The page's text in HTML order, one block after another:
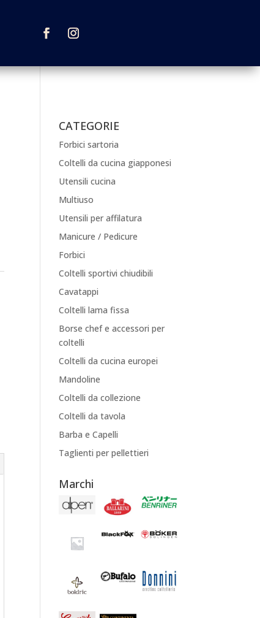
CATEGORIE
Forbici sartoria
Coltelli da cucina giapponesi
Utensili cucina
Multiuso
Utensili per affilatura
Manicure / Pedicure
Forbici
Coltelli sportivi chiudibili
Cavatappi
Coltelli lama fissa
Borse chef e accessori per
coltelli
Coltelli da cucina europei
Mandoline
Coltelli da collezione
Coltelli da tavola
Barba e Capelli
Taglienti per pellettieri
Marchi